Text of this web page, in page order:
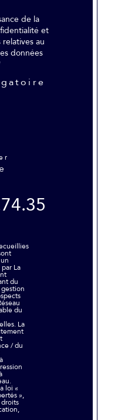
et
au
données
La
du
du
La
/ du
loi «
»,
droits